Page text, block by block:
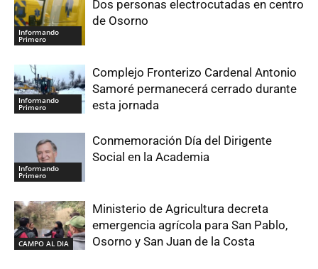
Informando
Primero
Dos personas electrocutadas en centro
de Osorno
Informando
Primero
Complejo Fronterizo Cardenal Antonio
Samoré permanecerá cerrado durante
esta jornada
Informando
Primero
Conmemoración Día del Dirigente
Social en la Academia
CAMPO AL DIA
Ministerio de Agricultura decreta
emergencia agrícola para San Pablo,
Osorno y San Juan de la Costa